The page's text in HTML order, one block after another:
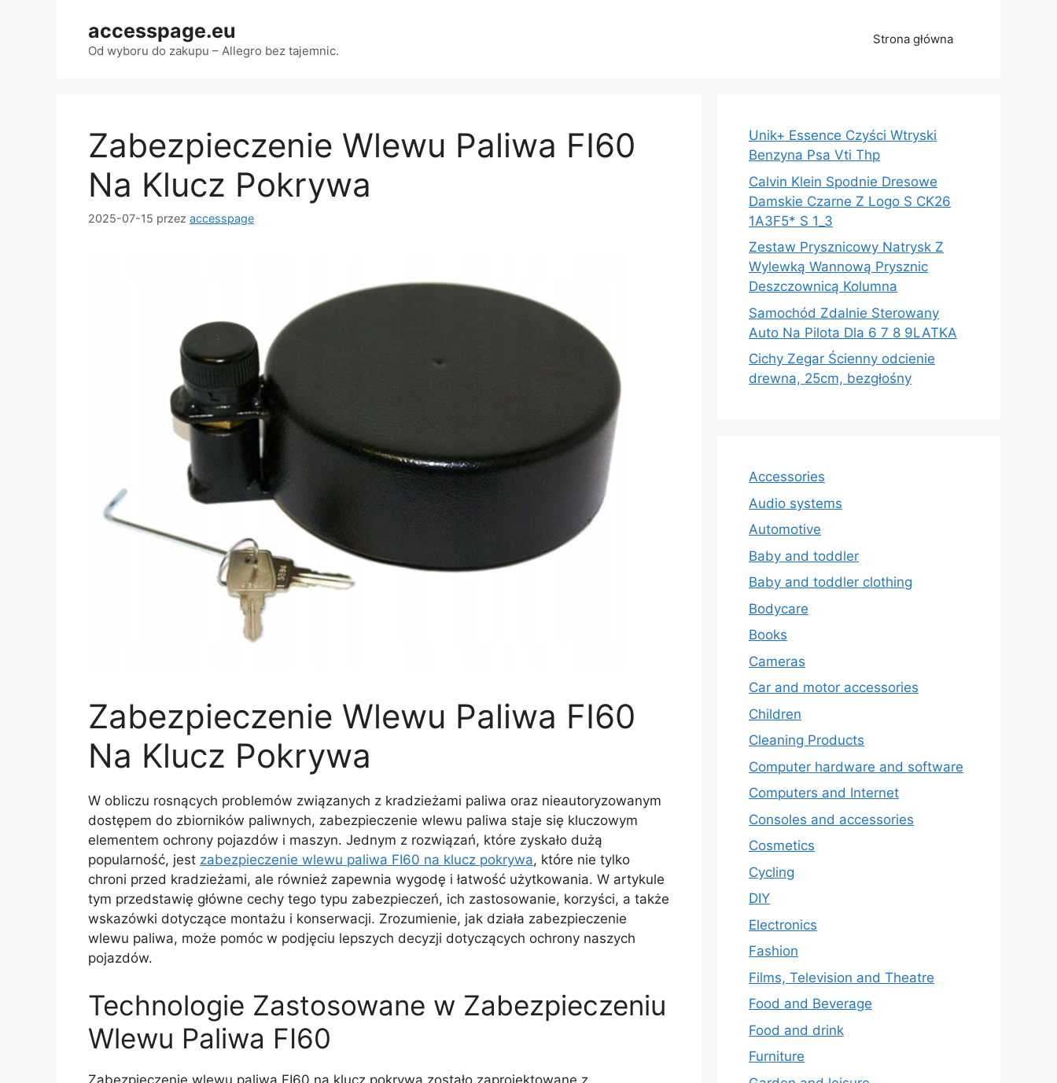
accesspage.eu
Od wyboru do zakupu – Allegro bez tajemnic.
Strona główna
Zabezpieczenie Wlewu Paliwa FI60
Na Klucz Pokrywa
2025-07-15 przez accesspage
Zabezpieczenie Wlewu Paliwa FI60
Na Klucz Pokrywa
W obliczu rosnących problemów związanych z kradzieżami paliwa oraz nieautoryzowanym
dostępem do zbiorników paliwnych, zabezpieczenie wlewu paliwa staje się kluczowym
elementem ochrony pojazdów i maszyn. Jednym z rozwiązań, które zyskało dużą
popularność, jest zabezpieczenie wlewu paliwa FI60 na klucz pokrywa, które nie tylko
chroni przed kradzieżami, ale również zapewnia wygodę i łatwość użytkowania. W artykule
tym przedstawię główne cechy tego typu zabezpieczeń, ich zastosowanie, korzyści, a także
wskazówki dotyczące montażu i konserwacji. Zrozumienie, jak działa zabezpieczenie
wlewu paliwa, może pomóc w podjęciu lepszych decyzji dotyczących ochrony naszych
pojazdów.
Technologie Zastosowane w Zabezpieczeniu
Wlewu Paliwa FI60
Zabezpieczenie wlewu paliwa FI60 na klucz pokrywa zostało zaprojektowane z
Unik+ Essence Czyści Wtryski
Benzyna Psa Vti Thp
Calvin Klein Spodnie Dresowe
Damskie Czarne Z Logo S CK26
1A3F5* S 1_3
Zestaw Prysznicowy Natrysk Z
Wylewką Wannową Prysznic
Deszczownicą Kolumna
Samochód Zdalnie Sterowany
Auto Na Pilota Dla 6 7 8 9LATKA
Cichy Zegar Ścienny odcienie
drewna, 25cm, bezgłośny
Accessories
Audio systems
Automotive
Baby and toddler
Baby and toddler clothing
Bodycare
Books
Cameras
Car and motor accessories
Children
Cleaning Products
Computer hardware and software
Computers and Internet
Consoles and accessories
Cosmetics
Cycling
DIY
Electronics
Fashion
Films, Television and Theatre
Food and Beverage
Food and drink
Furniture